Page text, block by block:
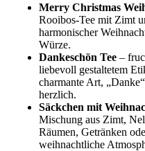
Merry Christmas
Rooibos-Tee mit Zimt
harmonischer
Würze.
Dankeschön Tee –
liebevoll gestaltetem
charmante Art,
herzlich.
Säckchen mit
Mischung aus Zimt,
Räumen, Getränken
weihnachtliche